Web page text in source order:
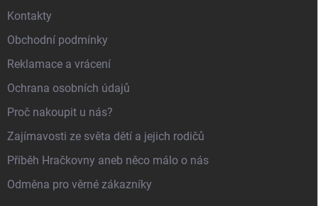
Kontakty
Obchodní podmínky
Reklamace a vrácení
Ochrana osobních údajů
Proč nakoupit u nás?
Zajímavosti ze světa dětí a jejich rodičů
Příběh Hračkovny aneb něco málo o nás
Odměna pro věrné zákazníky